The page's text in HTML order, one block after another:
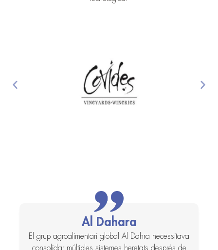
Al Dahara
El grup agroalimentari global Al Dahra necessitava
consolidar múltiples sistemes heretats després de